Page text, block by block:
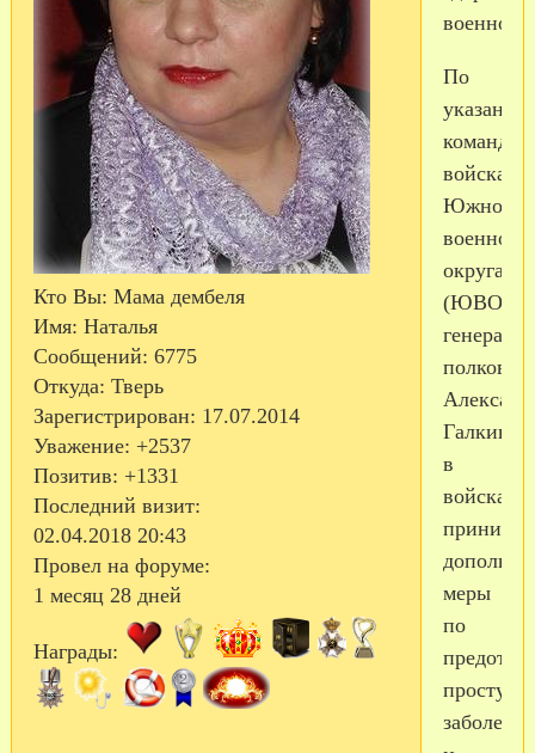
Кто Вы: Мама дембеля
Имя: Наталья
Сообщений: 6775
Откуда: Тверь
Зарегистрирован: 17.07.2014
Уважение: +2537
Позитив: +1331
Последний визит:
02.04.2018 20:43
Провел на форуме:
1 месяц 28 дней
Награды:
По
указанию
войсками
Южного
военного
округа
(ЮВО)
генерал-
Галкина
в
войсках
меры
по